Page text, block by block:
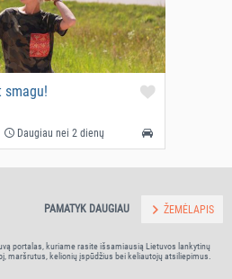
smagu!
Daugiau nei 2 dienų
portalas, kuriame rasite išsamiausią Lietuvos lankytinų
maršrutus, kelionių įspūdžius bei keliautojų atsiliepimus.
PAMATYK DAUGIAU ŽEMĖLAPIS